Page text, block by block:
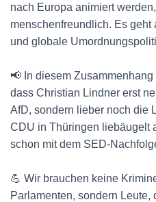
nach Europa animiert
menschenfreundlich. Es geht
und globale
📢 In diesem
dass Christian Lindner erst
AfD, sondern lieber noch die
CDU in Thüringen liebäugelt
schon mit dem SED-
💪 Wir brauchen keine
Parlamenten, sondern Leute,